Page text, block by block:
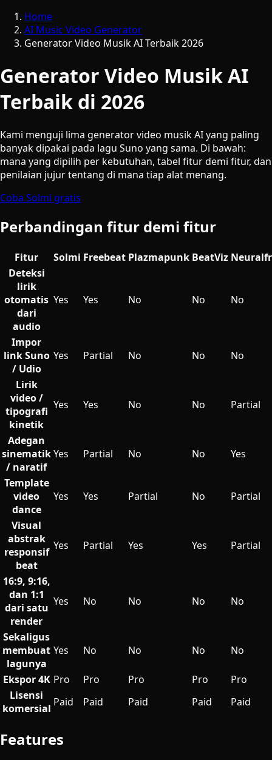
Home
AI Music Video Generator
Generator Video Musik AI Terbaik 2026
Generator Video Musik AI
Terbaik di 2026
Kami menguji lima generator video musik AI yang paling
banyak dipakai pada lagu Suno yang sama. Di bawah:
mana yang dipilih per kebutuhan, tabel fitur demi fitur, dan
penilaian jujur tentang di mana tiap alat menang.
Coba Solmi gratis
Perbandingan fitur demi fitur
Fitur Solmi Freebeat Plazmapunk BeatViz
Deteksi
lirik
otomatis
dari
audio
Yes Yes No No No
Impor
link Suno
/ Udio
Yes Partial No No No
Lirik
video /
tipografi
kinetik
Yes Yes No No Partial
Adegan
sinematik
/ naratif
Yes Partial No No Yes
Template
video
dance
Yes Yes Partial No Partial
Visual
abstrak
responsif
beat
Yes Partial Yes Yes Partial
16:9, 9:16,
dan 1:1
dari satu
render
Yes No No No No
Sekaligus
membuat
lagunya
Yes No No No No
Ekspor 4K Pro Pro Pro Pro
Pro
Lisensi
komersial Paid Paid Paid Paid Paid
Features